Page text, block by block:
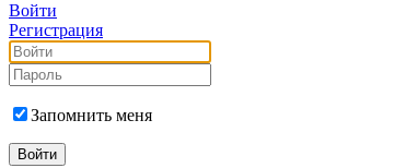
Войти
Регистрация
Запомнить меня